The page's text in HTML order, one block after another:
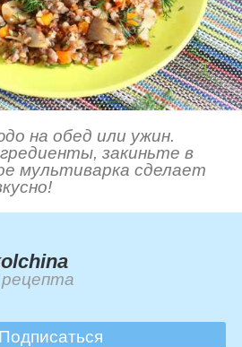
на обед или ужин.
закиньте в
мультиварка сделает